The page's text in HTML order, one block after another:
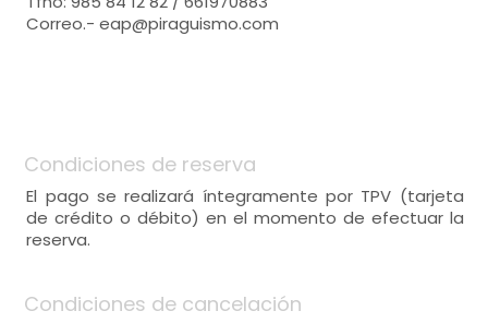
Correo.- eap@piraguismo.com
Condiciones de reserva
El pago se realizará íntegramente por TPV (tarjeta
de crédito o débito) en el momento de efectuar la
reserva.
Condiciones de cancelación